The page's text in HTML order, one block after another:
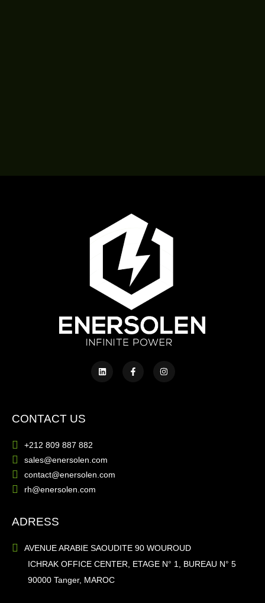
CONTACT US
+212 809 887 882
sales@enersolen.com
contact@enersolen.com
rh@enersolen.com
ADRESS
AVENUE ARABIE SAOUDITE 90 WOUROUD
ICHRAK OFFICE CENTER, ETAGE N° 1, BUREAU N° 5
90000 Tanger, MAROC